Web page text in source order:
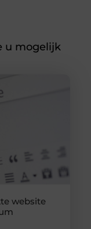
u mogelijk
website